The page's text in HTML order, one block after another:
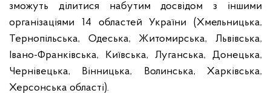
зможуть ділитися набутим досвідом з іншими
організаціями 14 областей України (Хмельницька,
Тернопільська, Одеська, Житомирська, Львівська,
Івано-Франківська, Київська, Луганська, Донецька,
Чернівецька, Вінницька, Волинська, Харківська,
Херсонська області).